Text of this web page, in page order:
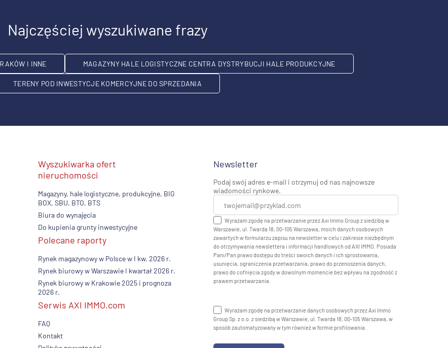
Najczęściej wyszukiwane frazy
I INNE MAGAZYNY HALE LOGISTYCZNE CENTRA DYSTRYBUCJI HALE PRODUKCYJNE
TERENY POD INWESTYCJE KOMERCYJNE DO SPRZEDANIA
Wyszukiwarka ofert
nieruchomości
Magazyny, hale logistyczne, produkcyjne, BIG
BOX, SBU, BTO, BTS
Biura do wynajęcia
Do kupienia grunty inwestycyjne
Polecane raporty
Rynek magazynowy w Polsce w I kw. 2026 r.
Rynek biurowy w Warszawie I kwartał 2026 r.
Rynek biurowy w Krakowie 2025 i prognoza
2026 r.
Serwis AXI IMMO.com
FAQ
Kontakt
Newsletter
Podaj swój adres e-mail i otrzymuj od nas najnowsze
wiadomości rynkowe.
Wyrażam zgodę na przetwarzanie przez Axi Immo Group z siedzibą w
Warszawie, ul. Twarda 18, 00-105 Warszawa, moich danych osobowych
zawartych w formularzu zapisu na newsletter w celu i zakresie niezbędnym
do otrzymywania newslettera i informacji handlowych od AXI IMMO. Posiada
Pani/Pan prawo dostępu do treści swoich danych i ich sprostowania,
usunięcia, ograniczenia przetwarzania, prawo do przenoszenia danych,
prawo do cofnięcia zgody w dowolnym momencie bez wpływu na zgodność z
prawem przetwarzania.
Wyrażam zgodę na przetwarzanie danych osobowych przez Axi Immo
Group Sp. z o.o. z siedzibą w Warszawie, ul. Twarda 18, 00-105 Warszawa, w
sposób zautomatyzowany w tym również w formie profilowania.